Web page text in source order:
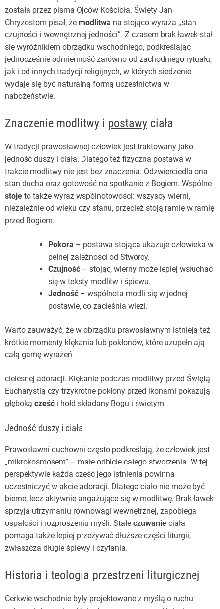
została przez pisma Ojców Kościoła. Święty Jan
Chryzostom pisał, że modlitwa na stojąco wyraża „stan
czujności i wewnętrznej jedności”. Z czasem brak ławek stał
się wyróżnikiem obrządku wschodniego, podkreślając
jednocześnie odmienność zarówno od zachodniego rytuału,
jak i od innych tradycji religijnych, w których siedzenie
wydaje się być naturalną formą uczestnictwa w
nabożeństwie.
Znaczenie modlitwy i postawy ciała
W tradycji prawosławnej człowiek jest traktowany jako
jedność duszy i ciała. Dlatego też fizyczna postawa w
trakcie modlitwy nie jest bez znaczenia. Odzwierciedla ona
stan ducha oraz gotowość na spotkanie z Bogiem. Wspólne
stoje to także wyraz wspólnotowości: wszyscy wierni,
niezależnie od wieku czy stanu, przecież stoją ramię w ramię
przed Bogiem.
Pokora – postawa stojąca ukazuje człowieka w
pełnej zależności od Stwórcy.
Czujność – stojąc, wierny może lepiej wsłuchać
się w teksty modlitw i śpiewu.
Jedność – wspólnota modli się w jednej
postawie, co zacieśnia więzi.
Warto zauważyć, że w obrządku prawosławnym istnieją też
krótkie momenty klękania lub pokłonów, które uzupełniają
całą gamę wyrażeń
cielesnej adoracji. Klękanie podczas modlitwy przed Świętą
Eucharystią czy trzykrotne pokłony przed ikonami pokazują
głęboką cześć i hołd składany Bogu i świętym.
Jedność duszy i ciała
Prawosławni duchowni często podkreślają, że człowiek jest
„mikrokosmosem” – małe odbicie całego stworzenia. W tej
perspektywie każda część jego istnienia powinna
uczestniczyć w akcie adoracji. Dlatego ciało nie może być
bierne, lecz aktywnie angażujące się w modlitwę. Brak ławek
sprzyja utrzymaniu równowagi wewnętrznej, zapobiega
ospałości i rozproszeniu myśli. Stałe czuwanie ciała
pomaga także lepiej przeżywać dłuższe części liturgii,
zwłaszcza długie śpiewy i czytania.
Historia i teologia przestrzeni liturgicznej
Cerkwie wschodnie były projektowane z myślą o ruchu